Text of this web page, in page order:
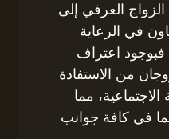
الزواج العرفي إلى
في الرعاية
فبوجود اعتراف
من الاستفادة
مما
في كافة جوانب